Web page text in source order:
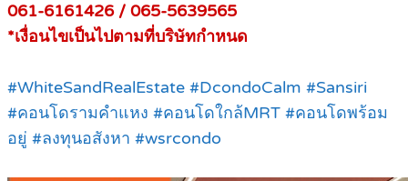
061-6161426 / 065-5639565
*เงื่อนไขเป็นไปตามที่บริษัทกำหนด
#WhiteSandRealEstate #DcondoCalm #Sansiri
#คอนโดรามคำแหง #คอนโดใกล้MRT #คอนโดพร้อม
อยู่ #ลงทุนอสังหา #wsrcondo